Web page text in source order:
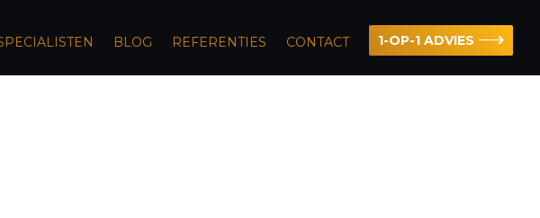
BLOG REFERENTIES CONTACT 1-OP-1 ADVIES